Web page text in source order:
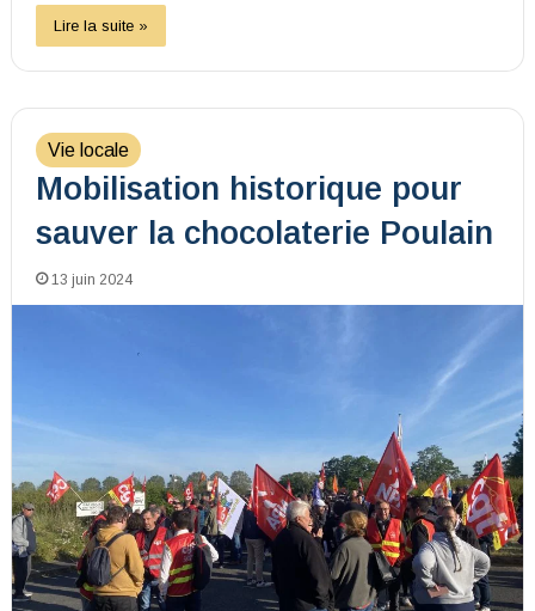
Lire la suite »
Vie locale
Mobilisation historique pour
sauver la chocolaterie Poulain
13 juin 2024